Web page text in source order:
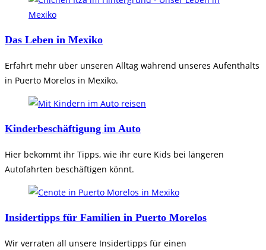
Das Leben in Mexiko
Erfahrt mehr über unseren Alltag während unseres Aufenthalts
in Puerto Morelos in Mexiko.
Kinderbeschäftigung im Auto
Hier bekommt ihr Tipps, wie ihr eure Kids bei längeren
Autofahrten beschäftigen könnt.
Insidertipps für Familien in Puerto Morelos
Wir verraten all unsere Insidertipps für einen